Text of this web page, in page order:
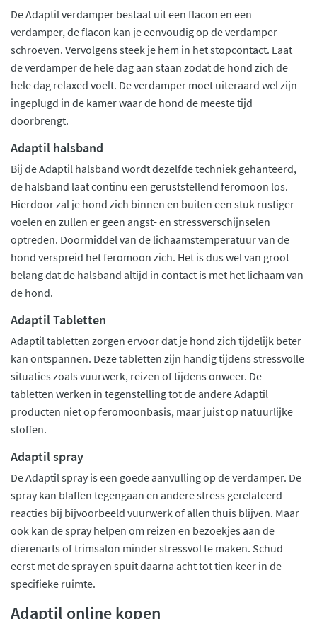
De Adaptil verdamper bestaat uit een flacon en een
verdamper, de flacon kan je eenvoudig op de verdamper
schroeven. Vervolgens steek je hem in het stopcontact. Laat
de verdamper de hele dag aan staan zodat de hond zich de
hele dag relaxed voelt. De verdamper moet uiteraard wel zijn
ingeplugd in de kamer waar de hond de meeste tijd
doorbrengt.
Adaptil halsband
Bij de Adaptil halsband wordt dezelfde techniek gehanteerd,
de halsband laat continu een geruststellend feromoon los.
Hierdoor zal je hond zich binnen en buiten een stuk rustiger
voelen en zullen er geen angst- en stressverschijnselen
optreden. Doormiddel van de lichaamstemperatuur van de
hond verspreid het feromoon zich. Het is dus wel van groot
belang dat de halsband altijd in contact is met het lichaam van
de hond.
Adaptil Tabletten
Adaptil tabletten zorgen ervoor dat je hond zich tijdelijk beter
kan ontspannen. Deze tabletten zijn handig tijdens stressvolle
situaties zoals vuurwerk, reizen of tijdens onweer. De
tabletten werken in tegenstelling tot de andere Adaptil
producten niet op feromoonbasis, maar juist op natuurlijke
stoffen.
Adaptil spray
De Adaptil spray is een goede aanvulling op de verdamper. De
spray kan blaffen tegengaan en andere stress gerelateerd
reacties bij bijvoorbeeld vuurwerk of allen thuis blijven. Maar
ook kan de spray helpen om reizen en bezoekjes aan de
dierenarts of trimsalon minder stressvol te maken. Schud
eerst met de spray en spuit daarna acht tot tien keer in de
specifieke ruimte.
Adaptil online kopen